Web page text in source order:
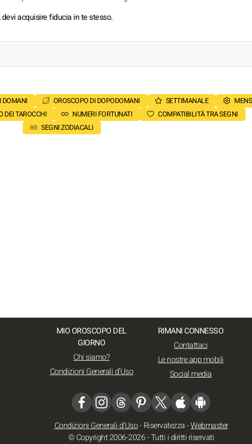
acquisire fiducia in te stesso.
DOMANI OROSCOPO DI DOPODOMANI SETTIMANALE
DEI TAROCCHI NUMERI FORTUNATI
COMPATIBILITÀ TRA SEGNI
SEGNI ZODIACALI
MIO OROSCOPO DEL
GIORNO
Chi siamo?
Condizioni Generali d'Uso
RIMANI CONNESSO
Contattaci
Le nostre app mobili
Social media
Condizioni Generali d'Uso- Riservatezza-Webmaster
© Copyright 2006-2026 - Tutti i diritti riservati